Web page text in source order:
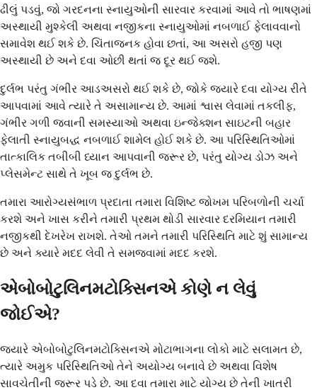
ઢીલું પડવું, જો ગરદનના સ્નાયુઓની સારવાર કરવામાં આવે તો ભાષણમાં
અસ્થાયી મુશ્કેલી અથવા નજીકના સ્નાયુઓમાં નબળાઈ ફેલાવવાનો
સમાવેશ થઈ શકે છે. ચિંતાજનક હોવા છતાં, આ અસરો હજી પણ
અસ્થાયી છે અને દવા ઓછી થતાં જ દૂર થઈ જશે.
દુર્લભ પરંતુ ગંભીર આડઅસરો થઈ શકે છે, જોકે જ્યારે દવા યોગ્ય રીતે
આપવામાં આવે ત્યારે તે અસામાન્ય છે. આમાં શ્વાસ લેવામાં તકલીફ,
ગંભીર ગળી જવાની સમસ્યાઓ અથવા ઇન્જેક્શન સાઇટની બહાર
ફેલાતી સ્નાયુબદ્ધ નબળાઈ શામેલ હોઈ શકે છે. આ પરિસ્થિતિઓમાં
તાત્કાલિક તબીબી ધ્યાન આપવાની જરૂર છે, પરંતુ યોગ્ય ડોઝ અને
પ્લેસમેન્ટ સાથે તે ખૂબ જ દુર્લભ છે.
તમારા આરોગ્યસંભાળ પ્રદાતા તમારા વિશિષ્ટ જોખમ પરિબળોની ચર્ચા
કરશે અને ખાસ કરીને તમારી પ્રથમ થોડી સારવાર દરમિયાન તમારી
નજીકથી દેખરેખ રાખશે. તેઓ તમને તમારી પરિસ્થિતિ માટે શું સામાન્ય
છે અને ક્યારે મદદ લેવી તે સમજવામાં મદદ કરશે.
એબોબોટુલિનમટોક્સિનએ કોણે ન લેવું
જોઈએ?
જ્યારે એબોબોટુલિનમટોક્સિનએ મોટાભાગના લોકો માટે સલામત છે,
ત્યારે અમુક પરિસ્થિતિઓ તેને અયોગ્ય બનાવે છે અથવા વિશેષ
સાવચેતીની જરૂર પડે છે. આ દવા તમારા માટે યોગ્ય છે તેની ખાતરી